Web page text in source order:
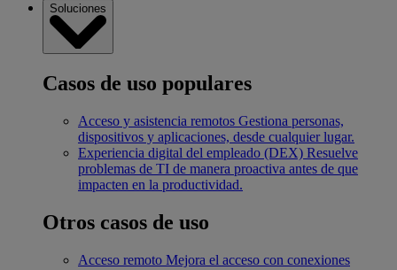
Soluciones
Casos de uso populares
Acceso y asistencia remotos Gestiona personas,
dispositivos y aplicaciones, desde cualquier lugar.
Experiencia digital del empleado (DEX) Resuelve
problemas de TI de manera proactiva antes de que
impacten en la productividad.
Otros casos de uso
Acceso remoto Mejora el acceso con conexiones